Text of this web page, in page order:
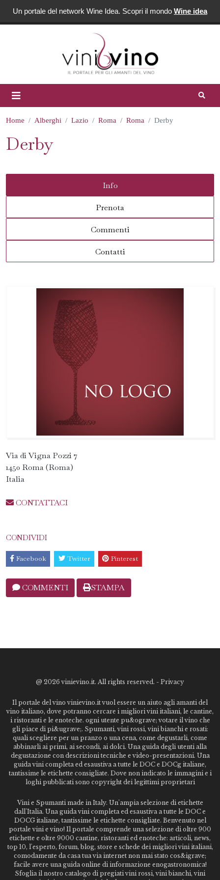
Un portale del network Wine Idea. Scopri il mondo Wine idea
Home Alberghi Lazio Roma Roma Derby
Derby
Info
Prenota
Commenti
Contatti
Via di Vigna Pozzi 7
1450 Roma (Roma)
Italia
CONTATTACI
CONDIVIDI
Facebook Twitter Pinterest
COMMENTI STAMPA
@ 2026 vinievino.it. All rights reserved. - Privacy
Il portale del vino vinievino.it vuol essere un aiuto agli amanti del
vino italiano, dove potranno cercare i migliori vini italiani, le cantine,
i ristoranti e le enoteche. ogni utente pu&ograve; votare il vino che
gli piace di pi&ugrave;. Spumanti, vini rossi, vini bianchi e rosati:
quali scegliere per un pranzo o una cena, come degustarli, come
abbinarli ai primi, ai secondi, ai dolci. Una guida degli utenti alla
degustazione con descrizioni tecniche e video-presentazioni. Una
guida vini completa ed esaustiva a tutte le DOC e DOCg italiane,
tantissime le etichette consigliate. Dove non indicato le immagini e i
loghi pubblicati sono copyright dei legittimi proprietari
Vini e Spumanti made in Italy. Un'ampia selezione di etichette
dall'Italia. Una guida vini completa ed esaustiva a tutte le DOC e
DOCG italiane, tantissime le etichette consigliate. Benvenuto nel
portale vini e vino! Il portale comprende una selezione di oltre 900
etichette e oltre 9000 cantine, ristoranti ed enoteche: articoli, news,
top 10, l'esperto, forum, blog, store e schede dei migliori vini italiani,
comodamente da casa tua via internet non mai stato cos&igrave;
facile avere una guida online di informazione enogastronomica!
Sfoglia il nostro catalogo di pregiati vini rossi, vini bianchi, vini